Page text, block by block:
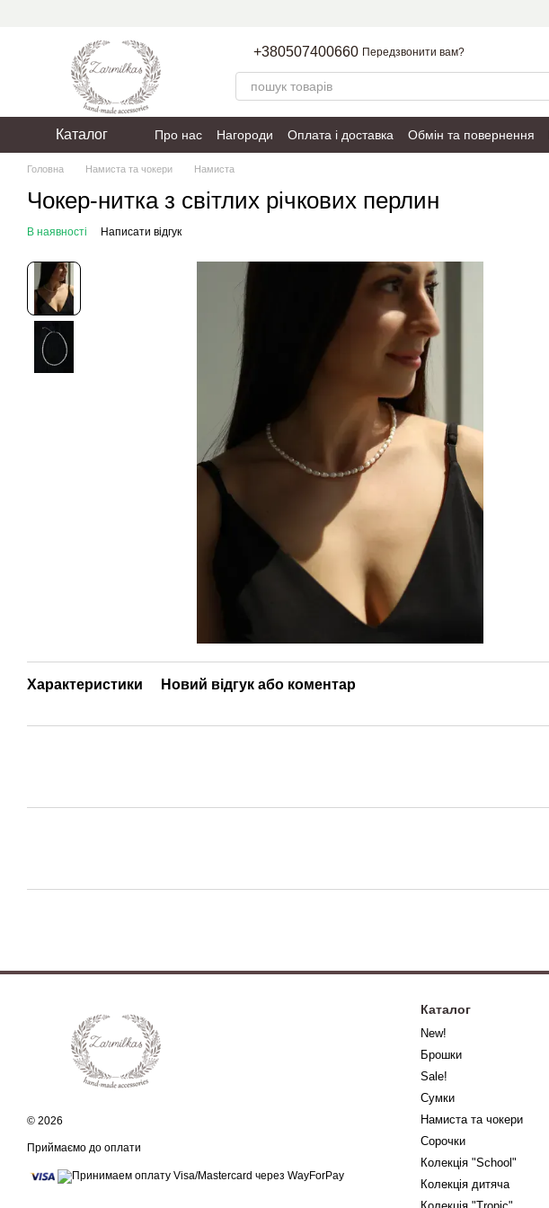
+380507400660 Передзвонити вам?
Каталог Про нас Нагороди Оплата і доставка Обмін та повернення
Пакування
Політика конфіденційності Публічний договір
Головна Намиста та чокери Намиста
Чокер-нитка з світлих річкових перлин
В наявності Написати відгук
Характеристики Новий відгук або коментар
© 2026
Приймаємо до оплати
Каталог
New!
Брошки
Sale!
Сумки
Намиста та чокери
Сорочки
Колекція "School"
Колекція дитяча